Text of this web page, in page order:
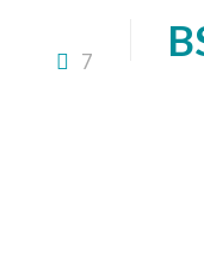
7